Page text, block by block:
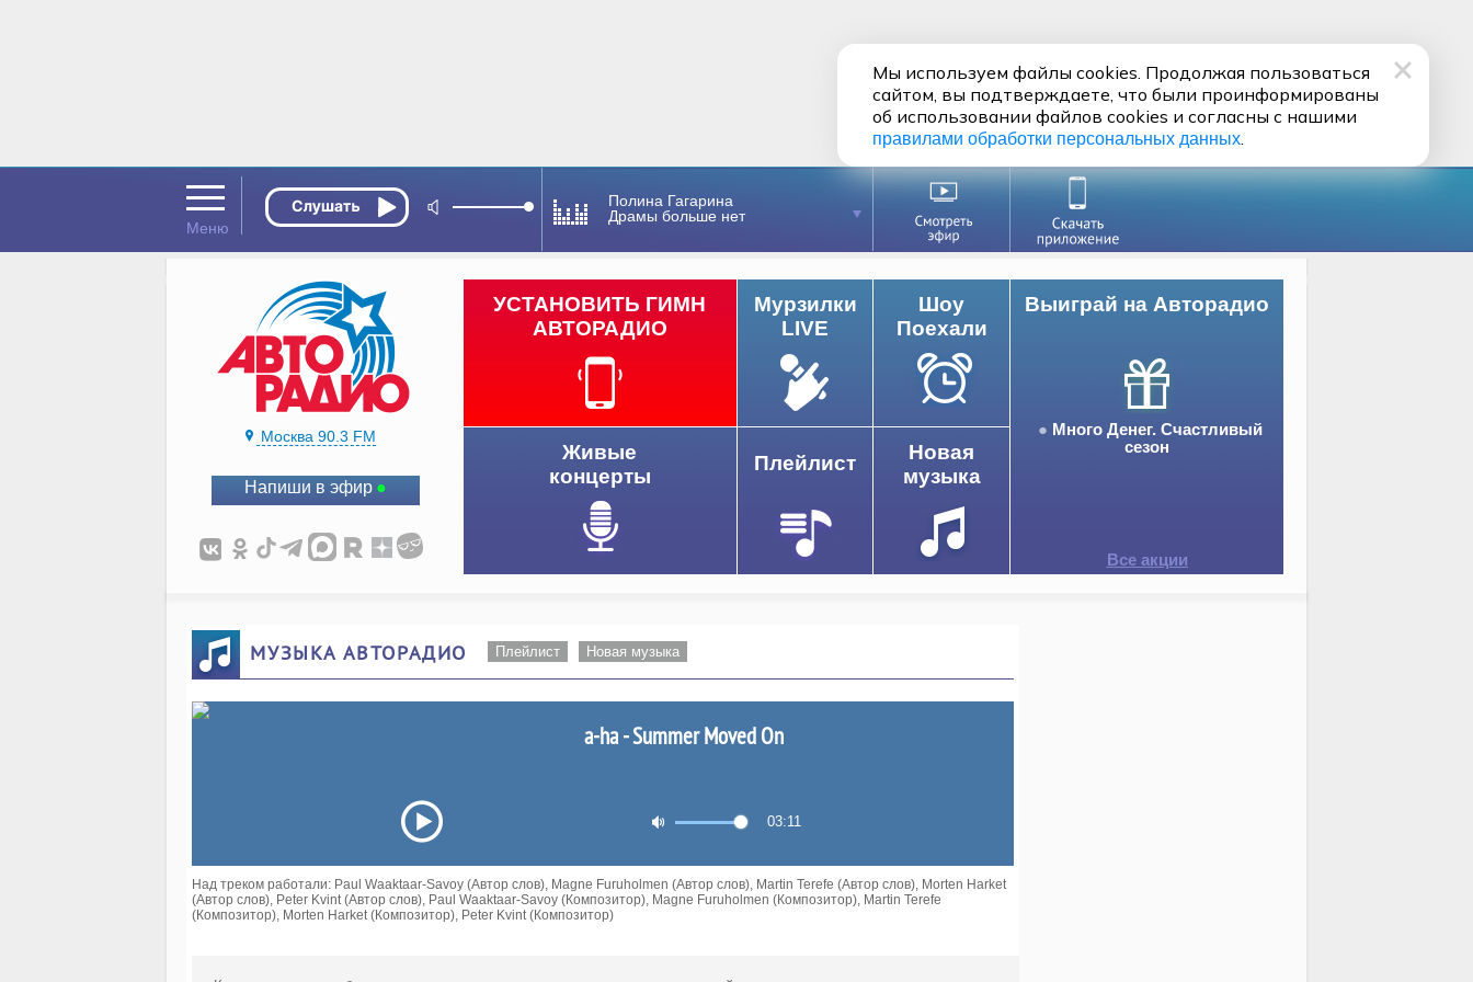
Полина Гагарина
Драмы больше нет
Москва 90.3 FM
Напиши в эфир
Выиграй на Авторадио
Много Денег. Счастливый
сезон
Все акции
УСТАНОВИТЬ ГИМН
АВТОРАДИО
Мурзилки
LIVE
Шоу
Поехали
Живые
концерты
Плейлист
Новая
музыка
МУЗЫКА АВТОРАДИО Плейлист Новая музыка
a-ha - Summer Moved On
03:11
Над треком работали: Paul Waaktaar-Savoy (Автор слов), Magne Furuholmen (Автор слов), Martin Terefe (Автор слов), Morten Harket
(Автор слов), Peter Kvint (Автор слов), Paul Waaktaar-Savoy (Композитор), Magne Furuholmen (Композитор), Martin Terefe
(Композитор), Morten Harket (Композитор), Peter Kvint (Композитор)
Мы используем файлы cookies. Продолжая пользоваться
сайтом, вы подтверждаете, что были проинформированы
об использовании файлов cookies и согласны с нашими
правилами обработки персональных данных.